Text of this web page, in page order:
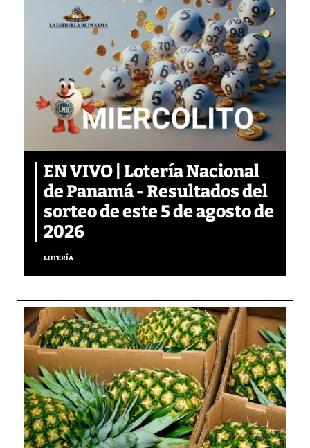
EN VIVO | Lotería Nacional
de Panamá - Resultados del
sorteo de este 5 de agosto de
2026
LOTERÍA